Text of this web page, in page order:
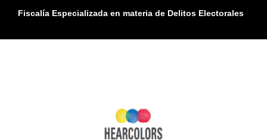
Fiscalía Especializada en materia de Delitos Electorales